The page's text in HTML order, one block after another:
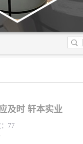
及时 轩本实业
77